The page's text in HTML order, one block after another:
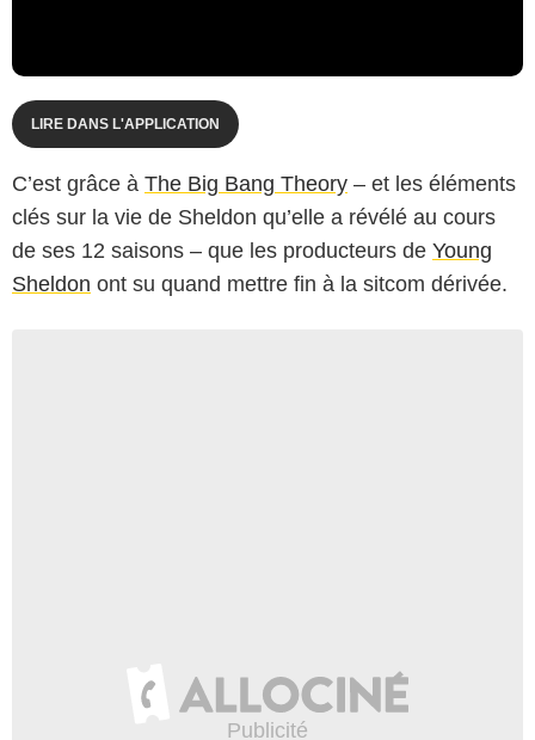
LIRE DANS L'APPLICATION
C’est grâce à The Big Bang Theory – et les éléments
clés sur la vie de Sheldon qu’elle a révélé au cours
de ses 12 saisons – que les producteurs de Young
Sheldon ont su quand mettre fin à la sitcom dérivée.